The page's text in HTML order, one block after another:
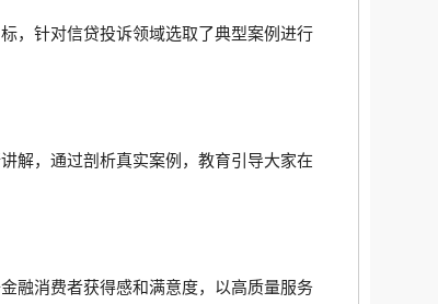
，针对信贷投诉领域选取了典型案例进行
解，通过剖析真实案例，教育引导大家在
融消费者获得感和满意度，以高质量服务